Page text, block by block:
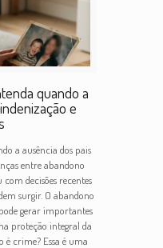
quando a
e
a ausência dos pais
entre abandono
decisões recentes
surgir. O abandono
gerar importantes
proteção integral da
é crime? Essa é uma